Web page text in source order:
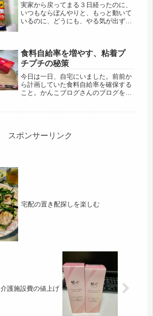
実家から戻ってまる３日経ったのに、
いつもならぼんやりと、もっと動いて
いるのに、どうにも、やる気が出ず、
まらないと思う。私の場合は、外出を
制...
食料自給率を増やす、粘着プ
チプチの秘策
今日は一日、自宅にいました。前前か
ら計画していた食料自給率を確保する
こと。かんこブログさんのブログを読
で...
スポンサーリンク
宅配の置き配探しを楽しむ
介護施設費の値上げ